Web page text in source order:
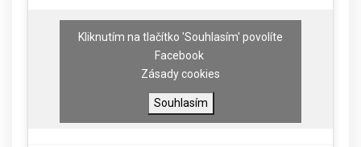
Kliknutím na tlačítko 'Souhlasím' povolíte
Facebook
Zásady cookies
Souhlasím